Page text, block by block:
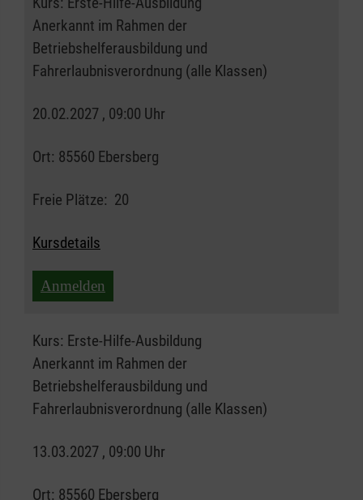
Anerkannt im Rahmen der
Betriebshelferausbildung und
Fahrerlaubnisverordnung (alle Klassen)
20.02.2027 , 09:00 Uhr
Ort: 85560 Ebersberg
Freie Plätze: 20
Kursdetails
Anmelden
Kurs: Erste-Hilfe-Ausbildung
Anerkannt im Rahmen der
Betriebshelferausbildung und
Fahrerlaubnisverordnung (alle Klassen)
13.03.2027 , 09:00 Uhr
Ort: 85560 Ebersberg